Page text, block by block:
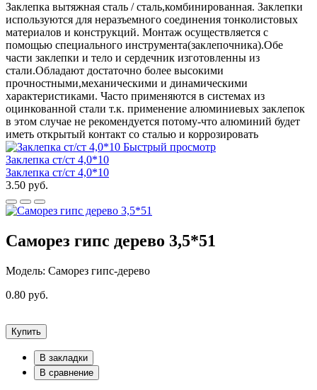
Заклепка вытяжная сталь / сталь,комбинированная. Заклепки
используются для неразъемного соединения тонколистовых
материалов и конструкций. Монтаж осуществляется с
помощью специального инструмента(заклепочника).Обе
части заклепки и тело и сердечник изготовленны из
стали.Обладают достаточно более высокими
прочностными,механическими и динамическими
характеристиками. Часто применяются в системах из
оцинкованной стали т.к. применение алюминиевых заклепок
в этом случае не рекомендуется потому-что алюминий будет
иметь открытый контакт со сталью и коррозировать
Быстрый просмотр
Заклепка ст/ст 4,0*10
Заклепка ст/ст 4,0*10
3.50 руб.
Саморез гипс дерево 3,5*51
Модель: Саморез гипс-дерево
0.80 руб.
Купить
В закладки
В сравнение